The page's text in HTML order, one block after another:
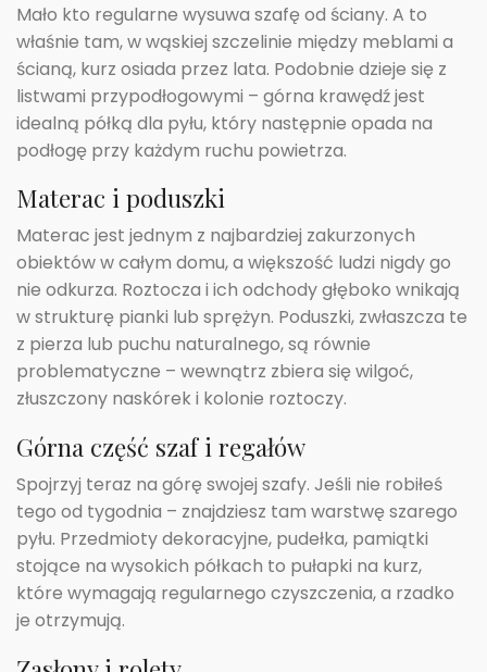
Mało kto regularne wysuwa szafę od ściany. A to
właśnie tam, w wąskiej szczelinie między meblami a
ścianą, kurz osiada przez lata. Podobnie dzieje się z
listwami przypodłogowymi – górna krawędź jest
idealną półką dla pyłu, który następnie opada na
podłogę przy każdym ruchu powietrza.
Materac i poduszki
Materac jest jednym z najbardziej zakurzonych
obiektów w całym domu, a większość ludzi nigdy go
nie odkurza. Roztocza i ich odchody głęboko wnikają
w strukturę pianki lub sprężyn. Poduszki, zwłaszcza te
z pierza lub puchu naturalnego, są równie
problematyczne – wewnątrz zbiera się wilgoć,
złuszczony naskórek i kolonie roztoczy.
Górna część szaf i regałów
Spojrzyj teraz na górę swojej szafy. Jeśli nie robiłeś
tego od tygodnia – znajdziesz tam warstwę szarego
pyłu. Przedmioty dekoracyjne, pudełka, pamiątki
stojące na wysokich półkach to pułapki na kurz,
które wymagają regularnego czyszczenia, a rzadko
je otrzymują.